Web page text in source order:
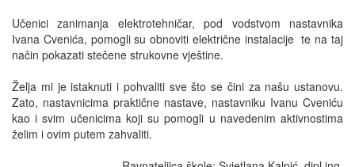
Učenici zanimanja elektrotehničar, pod vodstvom nastavnika
Ivana Cvenića, pomogli su obnoviti električne instalacije te na taj
način pokazati stečene strukovne vještine.
Želja mi je istaknuti i pohvaliti sve što se čini za našu ustanovu.
Zato, nastavnicima praktične nastave, nastavniku Ivanu Cveniću
kao i svim učenicima koji su pomogli u navedenim aktivnostima
želim i ovim putem zahvaliti.